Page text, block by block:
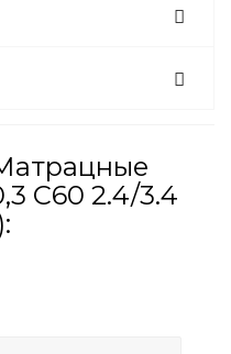
С60 2.4/3.4